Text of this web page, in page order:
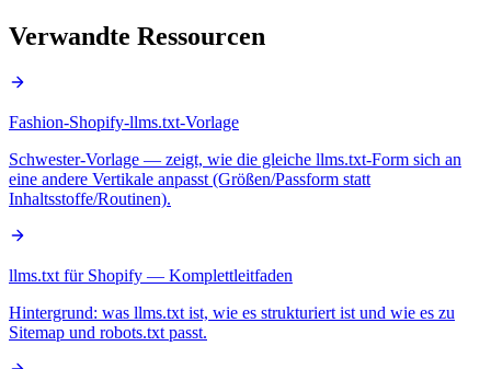
Verwandte Ressourcen
Fashion-Shopify-llms.txt-Vorlage
Schwester-Vorlage — zeigt, wie die gleiche llms.txt-Form sich an
eine andere Vertikale anpasst (Größen/Passform statt
Inhaltsstoffe/Routinen).
llms.txt für Shopify — Komplettleitfaden
Hintergrund: was llms.txt ist, wie es strukturiert ist und wie es zu
Sitemap und robots.txt passt.